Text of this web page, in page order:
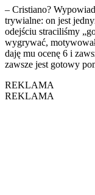
– Cristiano?
trywialne: on jest
odejściu straciliśmy
wygrywać,
daję mu ocenę 6 i
zawsze jest gotowy
REKLAMA
REKLAMA